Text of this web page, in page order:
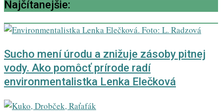
Najčítanejšie:
Sucho mení úrodu a znižuje zásoby pitnej
vody. Ako pomôcť prírode radí
environmentalistka Lenka Elečková